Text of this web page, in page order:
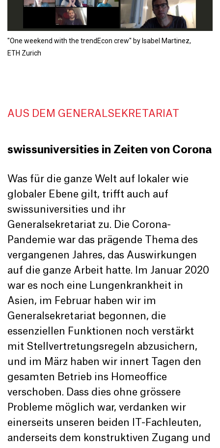
"One weekend with the trendEcon crew" by Isabel Martinez,
ETH Zurich
AUS DEM GENERALSEKRETARIAT
swissuniversities in Zeiten von Corona
Was für die ganze Welt auf lokaler wie
globaler Ebene gilt, trifft auch auf
swissuniversities und ihr
Generalsekretariat zu. Die Corona-
Pandemie war das prägende Thema des
vergangenen Jahres, das Auswirkungen
auf die ganze Arbeit hatte. Im Januar 2020
war es noch eine Lungenkrankheit in
Asien, im Februar haben wir im
Generalsekretariat begonnen, die
essenziellen Funktionen noch verstärkt
mit Stellvertretungsregeln abzusichern,
und im März haben wir innert Tagen den
gesamten Betrieb ins Homeoffice
verschoben. Dass dies ohne grössere
Probleme möglich war, verdanken wir
einerseits unseren beiden IT-Fachleuten,
anderseits dem konstruktiven Zugang und